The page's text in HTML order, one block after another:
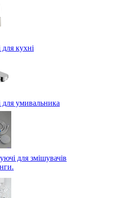
для кухні
для умивальника
для змішувачів